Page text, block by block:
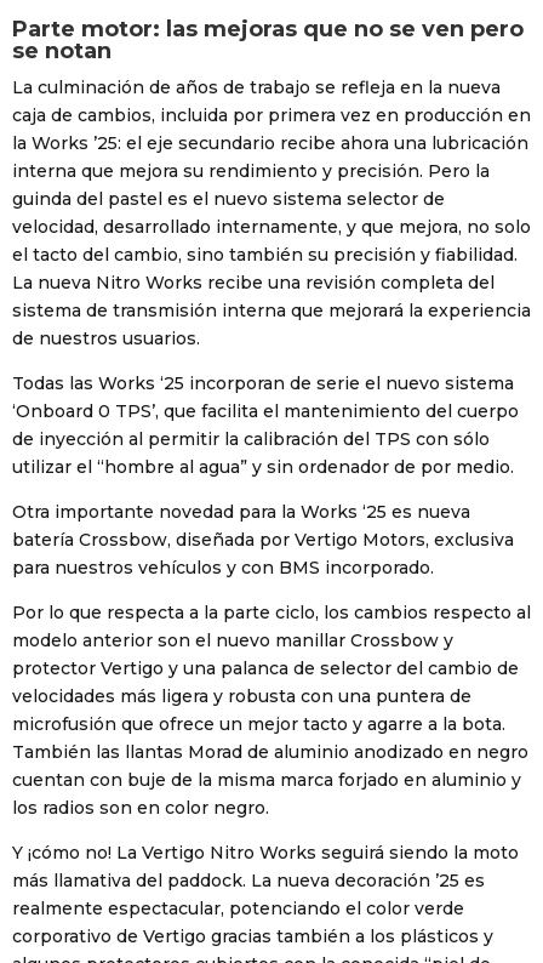
Parte motor: las mejoras que no se ven pero
se notan
La culminación de años de trabajo se refleja en la nueva
caja de cambios, incluida por primera vez en producción en
la Works ’25: el eje secundario recibe ahora una lubricación
interna que mejora su rendimiento y precisión. Pero la
guinda del pastel es el nuevo sistema selector de
velocidad, desarrollado internamente, y que mejora, no solo
el tacto del cambio, sino también su precisión y fiabilidad.
La nueva Nitro Works recibe una revisión completa del
sistema de transmisión interna que mejorará la experiencia
de nuestros usuarios.
Todas las Works ‘25 incorporan de serie el nuevo sistema
‘Onboard 0 TPS’, que facilita el mantenimiento del cuerpo
de inyección al permitir la calibración del TPS con sólo
utilizar el “hombre al agua” y sin ordenador de por medio.
Otra importante novedad para la Works ‘25 es nueva
batería Crossbow, diseñada por Vertigo Motors, exclusiva
para nuestros vehículos y con BMS incorporado.
Por lo que respecta a la parte ciclo, los cambios respecto al
modelo anterior son el nuevo manillar Crossbow y
protector Vertigo y una palanca de selector del cambio de
velocidades más ligera y robusta con una puntera de
microfusión que ofrece un mejor tacto y agarre a la bota.
También las llantas Morad de aluminio anodizado en negro
cuentan con buje de la misma marca forjado en aluminio y
los radios son en color negro.
Y ¡cómo no! La Vertigo Nitro Works seguirá siendo la moto
más llamativa del paddock. La nueva decoración ’25 es
realmente espectacular, potenciando el color verde
corporativo de Vertigo gracias también a los plásticos y